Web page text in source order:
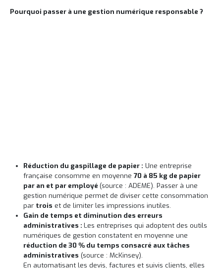
Pourquoi passer à une gestion numérique responsable ?
Réduction du gaspillage de papier : Une entreprise
française consomme en moyenne70 à 85 kg de papier
par an et par employé (source : ADEME). Passer à une
gestion numérique permet de diviser cette consommation
par trois et de limiter les impressions inutiles.
Gain de temps et diminution des erreurs
administratives :Les entreprises qui adoptent des outils
numériques de gestion constatent en moyenne une
réduction de 30 % du temps consacré aux tâches
administratives (source : McKinsey).
En automatisant les devis, factures et suivis clients, elles